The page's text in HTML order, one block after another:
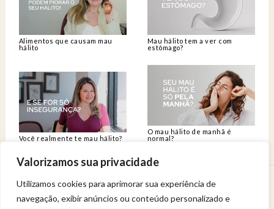
Valorizamos sua privacidade
Utilizamos cookies para aprimorar sua experiência de
navegação, exibir anúncios ou conteúdo personalizado e
Alimentos que causam mau
hálito
Mau hálito tem a ver com
estômago?
Você realmente te mau hálito?
O mau hálito de manhã é
normal?
Venha viver uma experiência de bem-estar.
Entregue a sua saúde a uma profissional qualificada.